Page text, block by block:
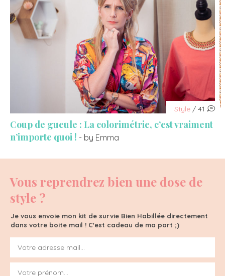
Style / 41
Coup de gueule : La colorimétrie, c’est vraiment
n’importe quoi ! - by Emma
Vous reprendrez bien une dose de
style ?
Je vous envoie mon kit de survie Bien Habillée directement
dans votre boite mail ! C'est cadeau de ma part ;)